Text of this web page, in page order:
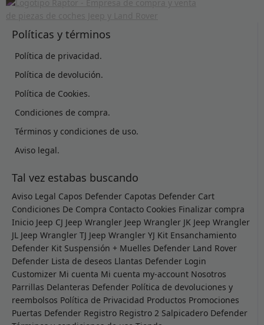
Políticas y términos
Política de privacidad.
Política de devolución.
Política de Cookies.
Condiciones de compra.
Términos y condiciones de uso.
Aviso legal.
Tal vez estabas buscando
Aviso Legal Capos Defender Capotas Defender Cart
Condiciones De Compra Contacto Cookies Finalizar compra
Inicio Jeep CJ Jeep Wrangler Jeep Wrangler JK Jeep Wrangler
JL Jeep Wrangler TJ Jeep Wrangler YJ Kit Ensanchamiento
Defender Kit Suspensión + Muelles Defender Land Rover
Defender Lista de deseos Llantas Defender Login
Customizer Mi cuenta Mi cuenta my-account Nosotros
Parrillas Delanteras Defender Política de devoluciones y
reembolsos Política de Privacidad Productos Promociones
Puertas Defender Registro Registro 2 Salpicadero Defender